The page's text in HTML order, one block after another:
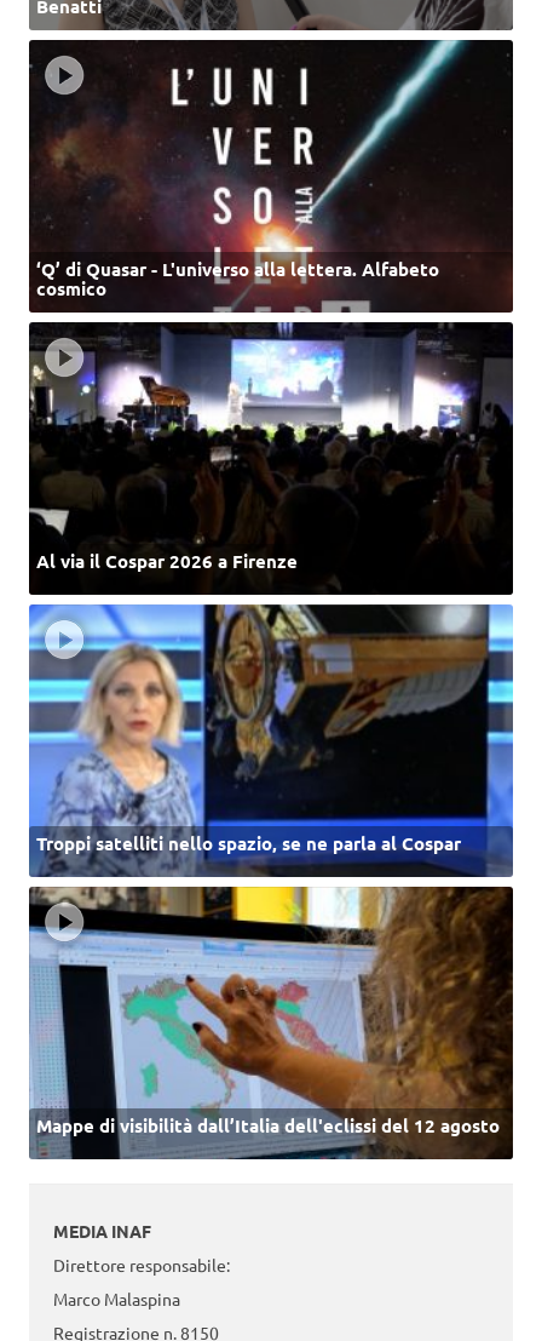
Benatti
‘Q’ di Quasar - L'universo alla lettera. Alfabeto
cosmico
Al via il Cospar 2026 a Firenze
Troppi satelliti nello spazio, se ne parla al Cospar
Mappe di visibilità dall’Italia dell'eclissi del 12 agosto
MEDIA INAF
Direttore responsabile:
Marco Malaspina
Registrazione n. 8150